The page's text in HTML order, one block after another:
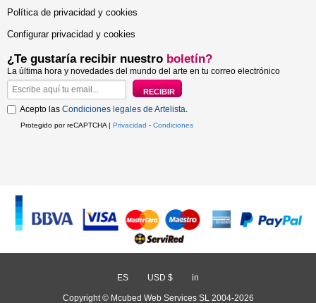
Política de privacidad y cookies
Configurar privacidad y cookies
¿Te gustaría recibir nuestro boletín?
La última hora y novedades del mundo del arte en tu correo electrónico
Acepto las Condiciones legales de Artelista.
Protegido por reCAPTCHA | Privacidad - Condiciones
ES USD $ in
Copyright © Mcubed Web Services SL 2004-2026